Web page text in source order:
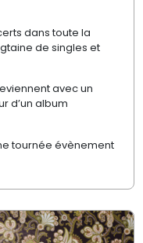
dans toute la
de singles et
avec un
d’un album
tournée évènement